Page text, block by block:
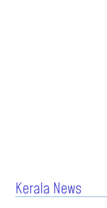
Kerala News